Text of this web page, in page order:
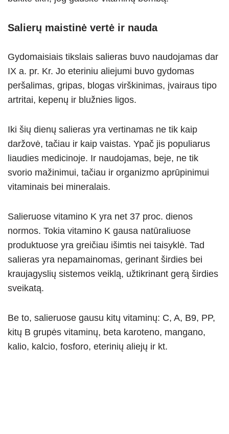
Salierų maistinė vertė ir nauda
Gydomaisiais tikslais salieras buvo naudojamas dar
IX a. pr. Kr. Jo eteriniu aliejumi buvo gydomas
peršalimas, gripas, blogas virškinimas, įvairaus tipo
artritai, kepenų ir blužnies ligos.
Iki šių dienų salieras yra vertinamas ne tik kaip
daržovė, tačiau ir kaip vaistas. Ypač jis populiarus
liaudies medicinoje. Ir naudojamas, beje, ne tik
svorio mažinimui, tačiau ir organizmo aprūpinimui
vitaminais bei mineralais.
Salieruose vitamino K yra net 37 proc. dienos
normos. Tokia vitamino K gausa natūraliuose
produktuose yra greičiau išimtis nei taisyklė. Tad
salieras yra nepamainomas, gerinant širdies bei
kraujagyslių sistemos veiklą, užtikrinant gerą širdies
sveikatą.
Be to, salieruose gausu kitų vitaminų: C, A, B9, PP,
kitų B grupės vitaminų, beta karoteno, mangano,
kalio, kalcio, fosforo, eterinių aliejų ir kt.